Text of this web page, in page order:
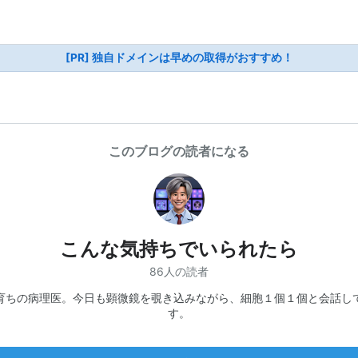
[PR] 独自ドメインは早めの取得がおすすめ！
このブログの読者になる
こんな気持ちでいられたら
86人の読者
ちの病理医。今日も顕微鏡を覗き込みながら、細胞１個１個と会話し
す。